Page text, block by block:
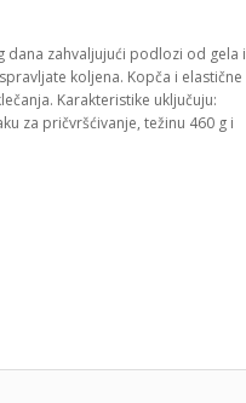
dana zahvaljujući podlozi od gela i
koljena. Kopča i elastične
Karakteristike uključuju:
za pričvršćivanje, težinu 460 g i